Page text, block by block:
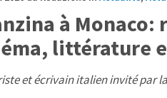
à
littérature
et écrivain italien invité par